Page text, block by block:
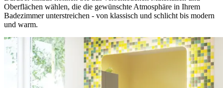
Oberflächen wählen, die die gewünschte Atmosphäre in Ihrem
Badezimmer unterstreichen - von klassisch und schlicht bis modern
und warm.